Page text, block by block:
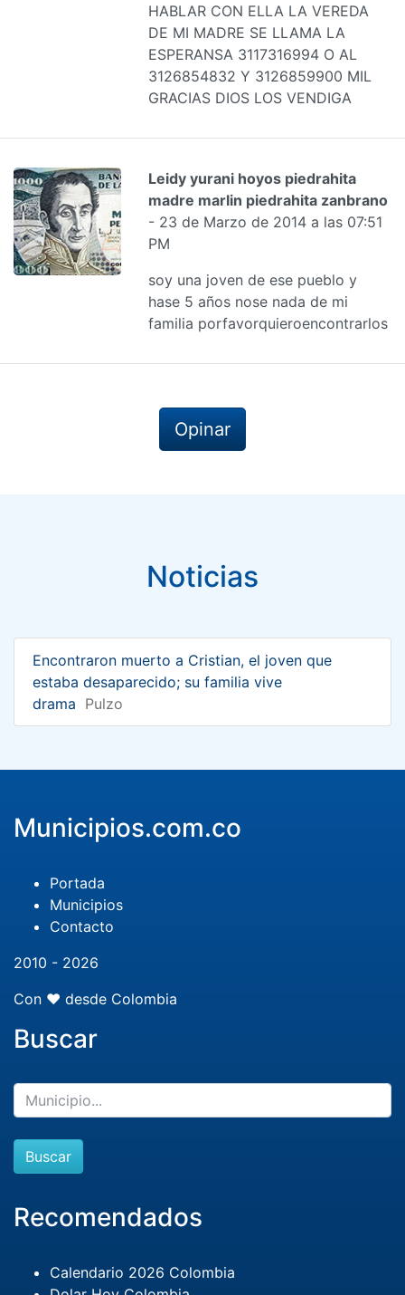
HABLAR CON ELLA LA VEREDA
DE MI MADRE SE LLAMA LA
ESPERANSA 3117316994 O AL
3126854832 Y 3126859900 MIL
GRACIAS DIOS LOS VENDIGA
Leidy yurani hoyos piedrahita
madre marlin piedrahita zanbrano
- 23 de Marzo de 2014 a las 07:51
PM
soy una joven de ese pueblo y
hase 5 años nose nada de mi
familia porfavorquieroencontrarlos
Opinar
Noticias
Encontraron muerto a Cristian, el joven que
estaba desaparecido; su familia vive
drama Pulzo
Municipios.com.co
Portada
Municipios
Contacto
2010 - 2026
Con ❤️ desde Colombia
Buscar
Buscar
Recomendados
Calendario 2026 Colombia